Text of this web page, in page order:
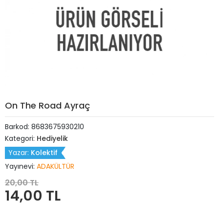
On The Road Ayraç
Barkod: 8683675930210
Kategori: Hediyelik
Yazar: Kolektif
Yayınevi: ADAKÜLTÜR
20,00 TL
14,00 TL